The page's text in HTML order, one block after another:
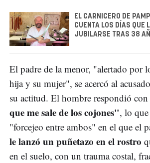
EL CARNICERO DE
CUENTA LOS DÍAS QUE
JUBILARSE TRAS 38
El padre de la menor, "alertado por
hija y su mujer", se acercó al
su actitud. El hombre respondió con
que me sale de los cojones", lo
"forcejeo entre ambos" en el que el
le lanzó un puñetazo en el rostro
en el suelo, con un trauma costal,